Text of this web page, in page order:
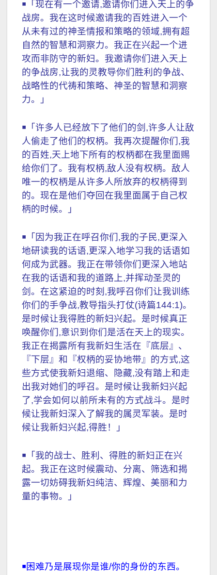
￭「现在有一个邀请,邀请你们进入天上的争
战房。我在这时候邀请我的百姓进入一个
从未有过的神圣情报和策略的领域,拥有超
自然的智慧和洞察力。我正在兴起一个进
攻而非防守的新妇。我邀请你们进入天上
的争战房,让我的灵教导你们胜利的争战、
战略性的代祷和策略、神圣的智慧和洞察
力。」
￭「许多人已经放下了他们的剑,许多人让敌
人偷走了他们的权柄。我再次提醒你们,我
的百姓,天上地下所有的权柄都在我里面赐
给你们了。我有权柄,敌人没有权柄。敌人
唯一的权柄是从许多人所放弃的权柄得到
的。现在是他们夺回在我里面属于自己权
柄的时候。」
￭「因为我正在呼召你们,我的子民,更深入
地研读我的话语,更深入地学习我的话语如
何成为武器。我正在带领你们更深入地站
在我的话语和我的道路上,并挥动圣灵的
剑。在这紧迫的时刻,我呼召你们让我训练
你们的手争战,教导指头打仗(诗篇144:1)。
是时候让我得胜的新妇兴起。是时候真正
唤醒你们,意识到你们是活在天上的现实。
我正在揭露所有我新妇生活在『底层』、
『下层』和『权柄的妥协地带』的方式,这
些方式使我新妇退缩、隐藏,没有踏上和走
出我对她们的呼召。是时候让我新妇兴起
了,学会如何以前所未有的方式战斗。是时
候让我新妇深入了解我的属灵军装。是时
候让我新妇兴起,得胜！」
￭「我的战士、胜利、得胜的新妇正在兴
起。我正在这时候震动、分离、筛选和揭
露一切妨碍我新妇纯洁、辉煌、美丽和力
量的事物。」
￭困难乃是展现你是谁/你的身份的东西。